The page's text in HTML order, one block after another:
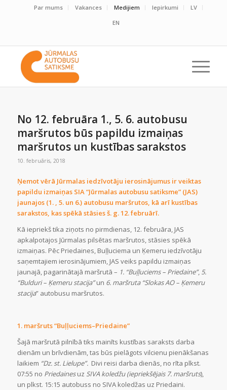
Par mums Vakances Medijiem Iepirkumi
LV
EN
No 12. februāra 1., 5. 6. autobusu
maršrutos būs papildu izmaiņas
maršrutos un kustības sarakstos
10. februāris, 2018
Ņemot vērā Jūrmalas iedzīvotāju ierosinājumus ir veiktas
papildu izmaiņas SIA “Jūrmalas autobusu satiksme” (JAS)
jaunajos (1. , 5. un 6.) autobusu maršrutos, kā arī kustības
sarakstos, kas spēkā stāsies š. g. 12. februārī.
Kā iepriekš tika ziņots no pirmdienas, 12. februāra, JAS
apkalpotajos Jūrmalas pilsētas maršrutos, stāsies spēkā
izmaiņas. Pēc Priedaines, Buļļuciema un Ķemeru iedzīvotāju
saņemtajiem ierosinājumiem, JAS veiks papildu izmaiņas
jaunajā, pagarinātajā maršrutā – 1. “Buļļuciems – Priedaine”, 5.
“Bulduri – Ķemeru stacija”un 6. maršruta “Slokas AO – Ķemeru
stacija” autobusu maršrutos.
1. maršruts “Buļļuciems–Priedaine”
Šajā maršrutā pilnībā tiks mainīts kustības saraksts darba
dienām un brīvdienām, tas būs pielāgots vilcienu pienākšanas
laikiem “Dz. st. Lielupe”. Divi reisi darba dienās, no rīta plkst.
07:55 no Priedainesuz SIVA koledžu (iepriekšējais 7. maršruts),
un plkst. 15:15 autobuss no SIVA koledžas uz Priedaini.